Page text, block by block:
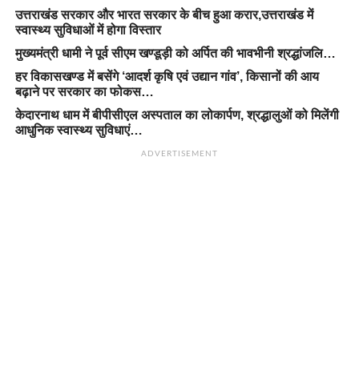
उत्तराखंड सरकार और भारत सरकार के बीच हुआ करार,उत्तराखंड में
स्वास्थ्य सुविधाओं में होगा विस्तार
मुख्यमंत्री धामी ने पूर्व सीएम खण्डूड़ी को अर्पित की भावभीनी श्रद्धांजलि…
हर विकासखण्ड में बसेंगे ‘आदर्श कृषि एवं उद्यान गांव’, किसानों की आय
बढ़ाने पर सरकार का फोकस…
केदारनाथ धाम में बीपीसीएल अस्पताल का लोकार्पण, श्रद्धालुओं को मिलेंगी
आधुनिक स्वास्थ्य सुविधाएं…
ADVERTISEMENT